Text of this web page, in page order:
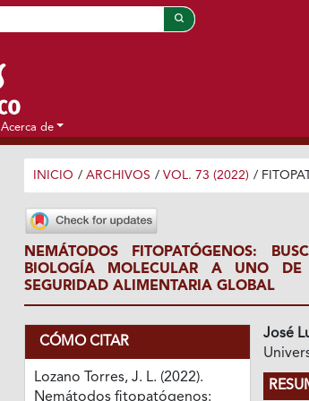
Acerca de
INICIO / ARCHIVOS / VOL. 73 (2022) /
NEMÁTODOS FITOPATÓGENOS:
BIOLOGÍA MOLECULAR A UNO
SEGURIDAD ALIMENTARIA GLOBAL
CÓMO CITAR
Lozano Torres, J. L. (2022).
Nemátodos fitopatógenos:
José